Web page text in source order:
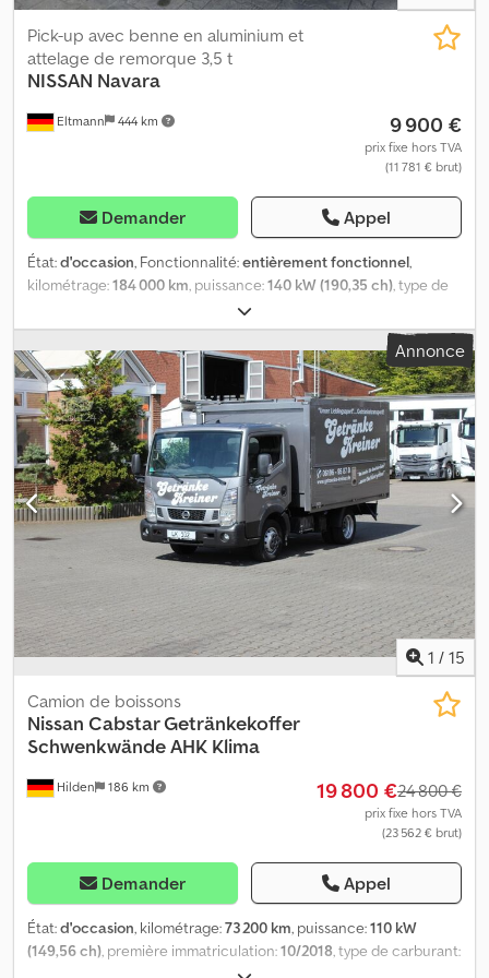
Eltmann 444 km
Pick-up avec benne en aluminium et
attelage de remorque 3,5 t
NISSAN Navara
9 900 €
prix fixe hors TVA
(11 781 € brut)
Demander Appel
État:d'occasion, Fonctionnalité:entièrement fonctionnel,
kilométrage:184 000 km, puissance:140 kW (190,35 ch), type de
, type d'engrenage:
d'essieux:4x4, poids total:2 065 kg, poids à vide:2 065 kg,
première immatriculation:06/2018, prochaine inspection (TÜV):
12/2026, classe d'émission: Euro 6, couleur:brun, suspension:
autre, dimension des pneus:255/60 R18, nombre de sièges:5,
nombre de propriétaires précédents:2, Année de construction:
2018, numéro de machine/véhicule:VSSKCTND23U0098078,
Équipement:airbag, blocage de différentiel, filtre à particules,
immatriculation de camion, pneus toutes saisons, système de
navigation, transmission intégrale
, Véhicule d’occasion avec
environ 185 000 km. Moteur 2,3 l, quatre cylindres, 140 kW. Pneus :
75 % d’usure restante. Attelage : capacité de 3 500 kg. Cjdpfxjzr H
T So Ahcerf Bac de chargement en aluminium.
Annonce
1 / 15
Hilden 186 km
Camion de boissons
Nissan Cabstar Getränkekoffer
Schwenkwände AHK Klima
19 800 €24 800 €
prix fixe hors TVA
(23 562 € brut)
Demander Appel
État:d'occasion, kilométrage:73 200 km, puissance:110 kW
(149,56 ch), première immatriculation:10/2018, type de carburant:
, poids maximal de charge: